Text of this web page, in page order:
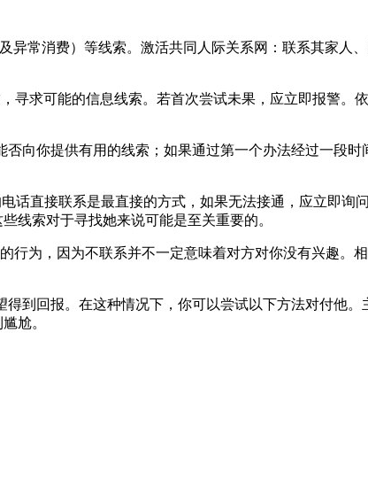
常消费）等线索。激活共同人际关系网：联系其家人
寻求可能的信息线索。若首次尝试未果，应立即报警。
向你提供有用的线索；如果通过第一个办法经过一段
话直接联系是最直接的方式，如果无法接通，应立即询
线索对于寻找她来说可能是至关重要的。
行为，因为不联系并不一定意味着对方对你没有兴趣。
到回报。在这种情况下，你可以尝试以下方法对付他
尬。